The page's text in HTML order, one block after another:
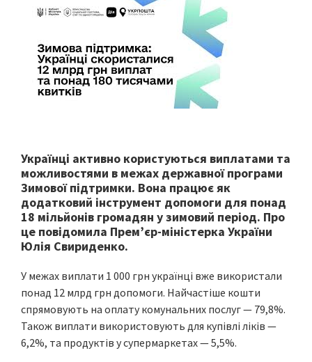
Українці активно користуються виплатами та
можливостями в межах державної програми
Зимової підтримки. Вона працює як
додатковий інструмент допомоги для понад
18 мільйонів громадян у зимовий період. Про
це повідомила Прем’єр-міністерка України
Юлія Свириденко.
У межах виплати 1 000 грн українці вже використали
понад 12 млрд грн допомоги. Найчастіше кошти
спрямовують на оплату комунальних послуг — 79,8%.
Також виплати використовують для купівлі ліків —
6,2%, та продуктів у супермаркетах — 5,5%.